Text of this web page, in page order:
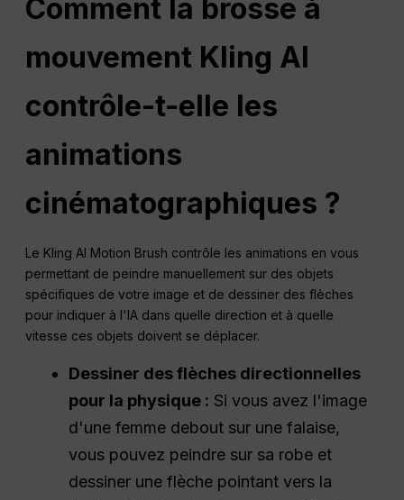
Comment la brosse à
mouvement Kling AI
contrôle-t-elle les
animations
cinématographiques ?
Le Kling AI Motion Brush contrôle les animations en vous
permettant de peindre manuellement sur des objets
spécifiques de votre image et de dessiner des flèches
pour indiquer à l'IA dans quelle direction et à quelle
vitesse ces objets doivent se déplacer.
Dessiner des flèches directionnelles
pour la physique : Si vous avez l'image
d'une femme debout sur une falaise,
vous pouvez peindre sur sa robe et
dessiner une flèche pointant vers la